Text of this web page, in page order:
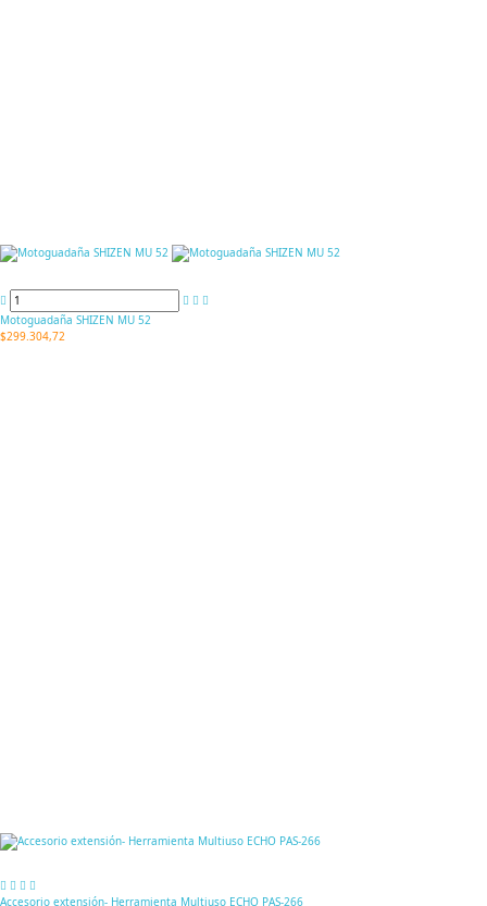
Motoguadaña SHIZEN MU 52
$299.304,72
Accesorio extensión- Herramienta Multiuso ECHO PAS-266